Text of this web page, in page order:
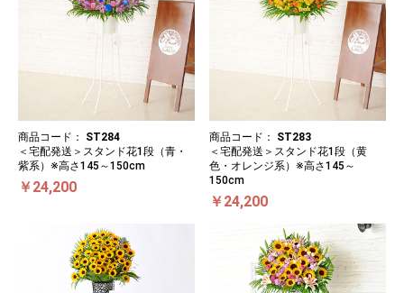
商品コード： ST284
＜宅配発送＞スタンド花1段（青・
紫系）※高さ145～150cm
￥24,200
商品コード： ST283
＜宅配発送＞スタンド花1段（黄
色・オレンジ系）※高さ145～
150cm
￥24,200